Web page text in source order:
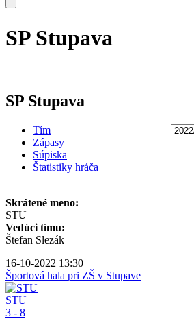
SP Stupava
SP Stupava
Tím
Zápasy
Súpiska
Štatistiky hráča
Skrátené meno:
STU
Vedúci tímu:
Štefan Slezák
16-10-2022 13:30
Športová hala pri ZŠ v Stupave
STU
3 - 8